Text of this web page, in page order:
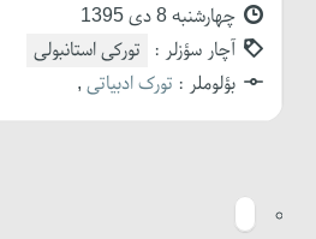
چهارشنبه 8 دی 1395
آچار سؤزلر : تورکی استانبولی
بؤلوملر : تورک ادبیاتی ,